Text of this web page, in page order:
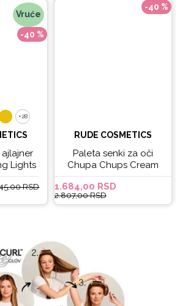
Vruće
-40 %
+28
+28
Lights
Liner
RSD
-40 %
RUDE COSMETICS
Paleta senki za oči
Chupa Chups Cream
Soda
1.684,00 RSD
2.807,00 RSD